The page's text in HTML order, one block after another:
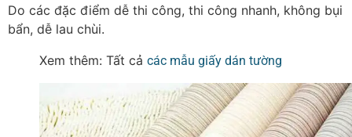
Do các đặc điểm dễ thi công, thi công nhanh, không bụi
bẩn, dễ lau chùi.
Xem thêm: Tất cả các mẫu giấy dán tường